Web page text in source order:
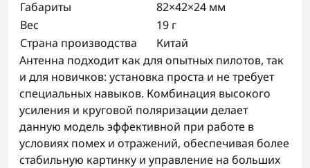
Габариты
82×42×24 мм
Вес
19 г
Страна производства
Китай
Антенна подходит как для опытных пилотов, так
и для новичков: установка проста и не требует
специальных навыков. Комбинация высокого
усиления и круговой поляризации делает
данную модель эффективной при работе в
условиях помех и отражений, обеспечивая более
стабильную картинку и управление на больших